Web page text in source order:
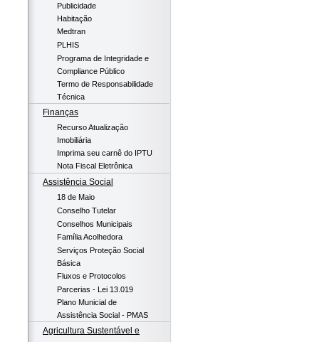
Publicidade
Habitação
Medtran
PLHIS
Programa de Integridade e
Compliance Público
Termo de Responsabilidade
Técnica
Finanças
Recurso Atualização
Imobiliária
Imprima seu carnê do IPTU
Nota Fiscal Eletrônica
Assistência Social
18 de Maio
Conselho Tutelar
Conselhos Municipais
Família Acolhedora
Serviços Proteção Social
Básica
Fluxos e Protocolos
Parcerias - Lei 13.019
Plano Municial de
Assistência Social - PMAS
Agricultura Sustentável e